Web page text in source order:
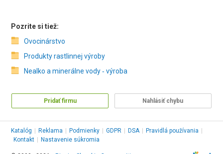
Pozrite si tiež:
Ovocinárstvo
Produkty rastlinnej výroby
Nealko a minerálne vody ‑ výroba
Pridať firmu Nahlásiť chybu
Katalóg Reklama Podmienky GDPR DSA Pravidlá používania
Kontakt
Nastavenie súkromia